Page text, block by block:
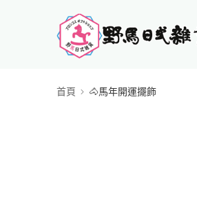
首頁 🐴馬年開運擺飾